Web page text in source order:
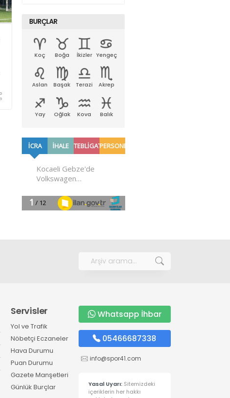
BURÇLAR
Koç Boğa İkizler Yengeç
Aslan Başak Terazi Akrep
Yay Oğlak Kova Balık
Servisler
Yol ve Trafik
Nöbetçi Eczaneler
Hava Durumu
Puan Durumu
Gazete Manşetleri
Günlük Burçlar
Whatsapp İhbar
05466687338
info@spor41.com
Yasal Uyarı: Sitemizdeki
içeriklerin her hakkı